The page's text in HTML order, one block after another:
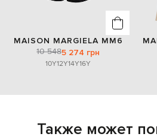
MAISON MARGIELA MM6
10 5485 274 грн
10Y12Y14Y16Y
Также может